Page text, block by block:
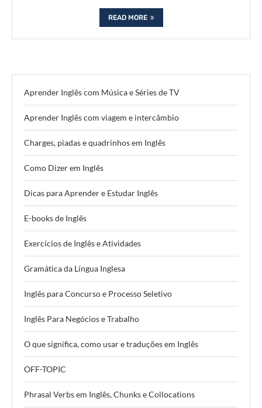
READ MORE
Aprender Inglês com Música e Séries de TV
Aprender Inglês com viagem e intercâmbio
Charges, piadas e quadrinhos em Inglês
Como Dizer em Inglês
Dicas para Aprender e Estudar Inglês
E-books de Inglês
Exercícios de Inglês e Atividades
Gramática da Língua Inglesa
Inglês para Concurso e Processo Seletivo
Inglês Para Negócios e Trabalho
O que significa, como usar e traduções em Inglês
OFF-TOPIC
Phrasal Verbs em Inglês, Chunks e Collocations